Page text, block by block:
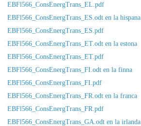
EBFl566_ConsEnergTrans_EL.pdf
EBFl566_ConsEnergTrans_ES.odt en la hispana
EBFl566_ConsEnergTrans_ES.pdf
EBFl566_ConsEnergTrans_ET.odt en la estona
EBFl566_ConsEnergTrans_ET.pdf
EBFl566_ConsEnergTrans_FI.odt en la finna
EBFl566_ConsEnergTrans_FI.pdf
EBFl566_ConsEnergTrans_FR.odt en la franca
EBFl566_ConsEnergTrans_FR.pdf
EBFl566_ConsEnergTrans_GA.odt en la irlanda